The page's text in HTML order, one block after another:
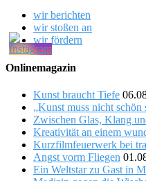
wir berichten
wir stoßen an
wir fördern
Onlinemagazin
Kunst braucht Tiefe
„Kunst muss nicht schön
Zwischen Glas, Klang
Kreativität an einem
Kurzfilmfeuerwerk bei
Angst vorm Fliegen
Ein Weltstar zu Gast in